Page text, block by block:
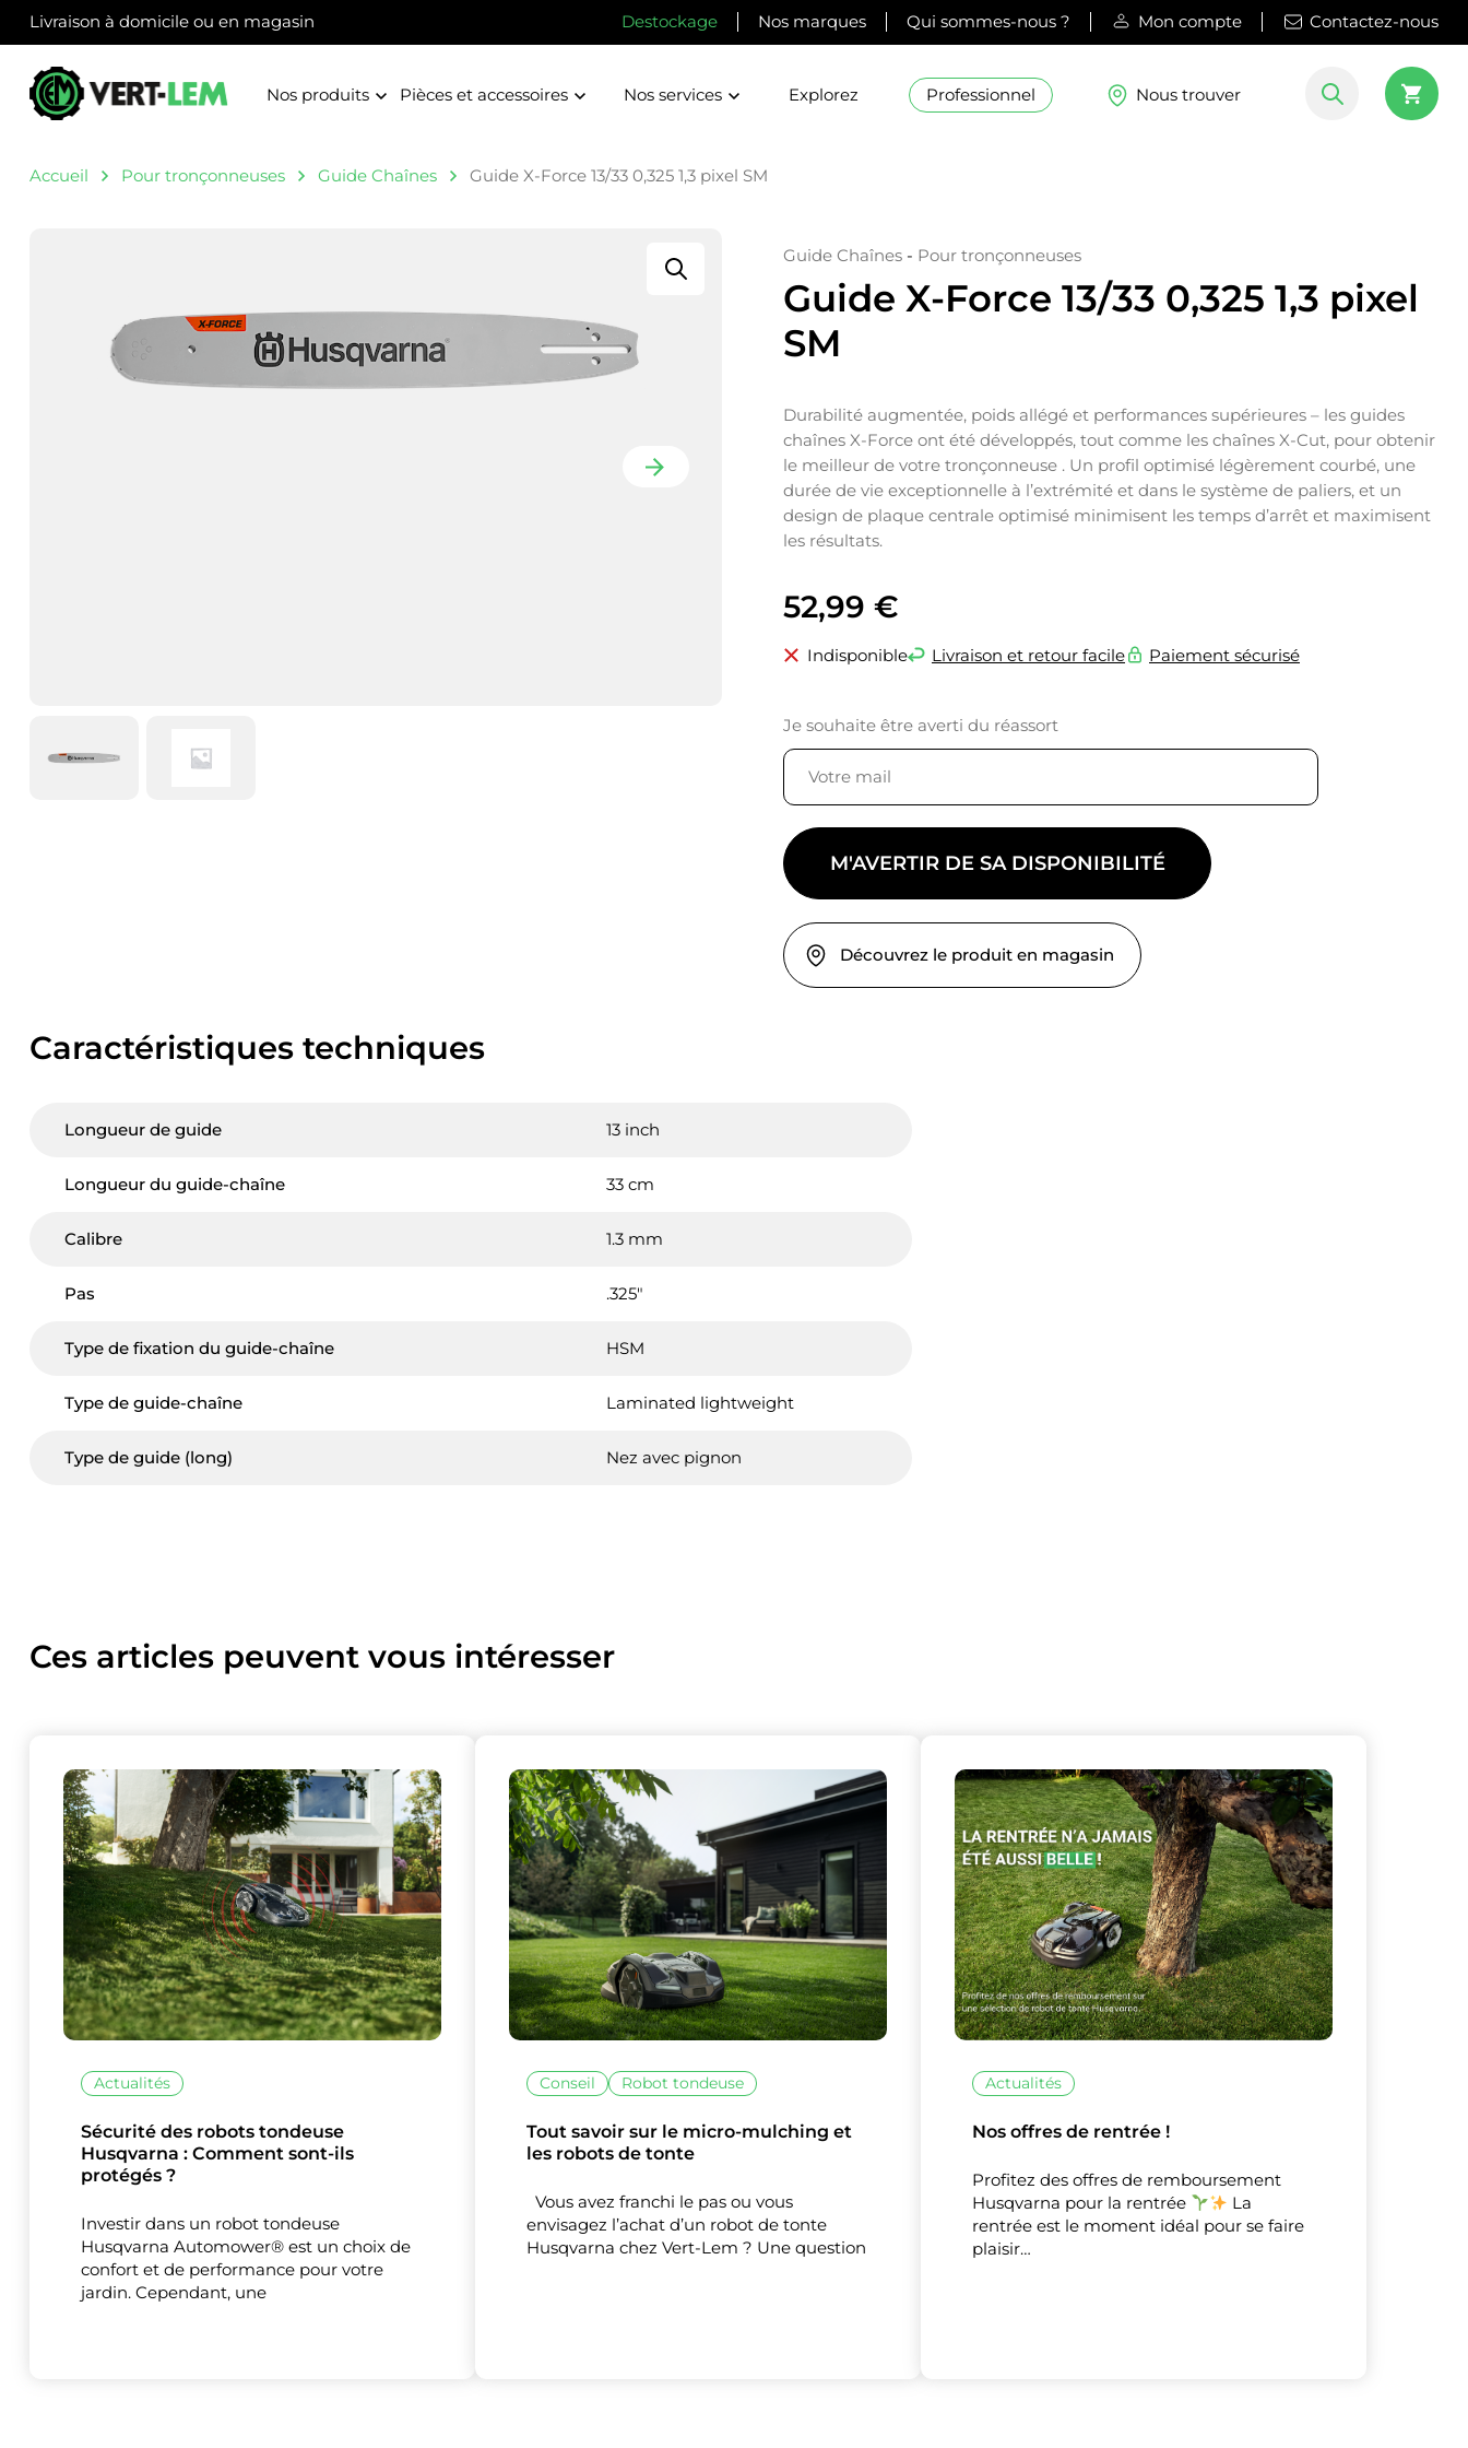
Ce site utilise des cookies et vous donne le contrôle sur ceux que
vous souhaitez activer
Nos partenaires(1)
Mesure d'audience
XMasquer le bandeau
Livraison à domicile ou en magasin Destockage Nos marques Qui sommes-nous ? Mon compte Contactez-nous
Nos produits Pièces et accessoires Nos services Explorez Professionnel Nous trouver
Accueil Pour tronçonneuses Guide Chaînes Guide X-Force 13/33 0,325 1,3 pixel SM
Guide Chaînes - Pour tronçonneuses
Guide X-Force 13/33 0,325 1,3 pixel
SM
Durabilité augmentée, poids allégé et performances supérieures – les guides
chaînes X-Force ont été développés, tout comme les chaînes X-Cut, pour obtenir
le meilleur de votre tronçonneuse . Un profil optimisé légèrement courbé, une
durée de vie exceptionnelle à l’extrémité et dans le système de paliers, et un
design de plaque centrale optimisé minimisent les temps d’arrêt et maximisent
les résultats.
52,99 €
Indisponible Livraison et retour facile Paiement sécurisé
Je souhaite être averti du réassort
M'AVERTIR DE SA DISPONIBILITÉ
Découvrez le produit en magasin
Caractéristiques techniques
Longueur de guide 13 inch
Longueur du guide-chaîne 33 cm
Calibre 1.3 mm
Pas .325"
Type de fixation du guide-chaîne HSM
Type de guide-chaîne Laminated lightweight
Type de guide (long) Nez avec pignon
Ces articles peuvent vous intéresser
Actualités
Sécurité des robots tondeuse
Husqvarna : Comment sont-ils
protégés ?
Investir dans un robot tondeuse
Husqvarna Automower® est un choix de
confort et de performance pour votre
jardin. Cependant, une
Conseil Robot tondeuse
Tout savoir sur le micro-mulching et
les robots de tonte
Vous avez franchi le pas ou vous
envisagez l’achat d’un robot de tonte
Husqvarna chez Vert-Lem ? Une question
Actualités
Nos offres de rentrée !
Profitez des offres de remboursement
Husqvarna pour la rentrée
La
rentrée est le moment idéal pour se faire
plaisir…